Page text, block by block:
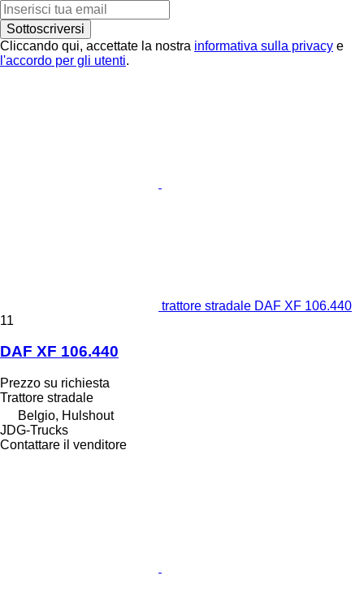
Sottoscriversi
Cliccando qui, accettate la nostra informativa sulla privacy e
l'accordo per gli utenti.
trattore stradale DAF XF 106.440
11
DAF XF 106.440
Prezzo su richiesta
Trattore stradale
Belgio, Hulshout
JDG-Trucks
Contattare il venditore